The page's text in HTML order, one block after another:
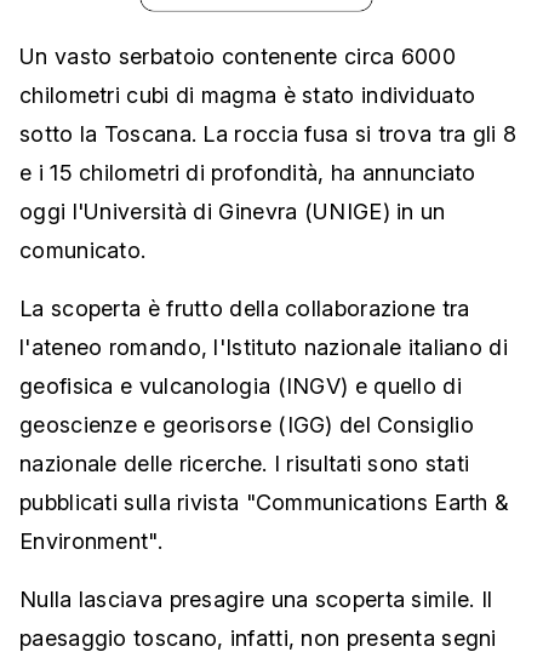
Un vasto serbatoio contenente circa 6000
chilometri cubi di magma è stato individuato
sotto la Toscana. La roccia fusa si trova tra gli 8
e i 15 chilometri di profondità, ha annunciato
oggi l'Università di Ginevra (UNIGE) in un
comunicato.
La scoperta è frutto della collaborazione tra
l'ateneo romando, l'Istituto nazionale italiano di
geofisica e vulcanologia (INGV) e quello di
geoscienze e georisorse (IGG) del Consiglio
nazionale delle ricerche. I risultati sono stati
pubblicati sulla rivista "Communications Earth &
Environment".
Nulla lasciava presagire una scoperta simile. Il
paesaggio toscano, infatti, non presenta segni